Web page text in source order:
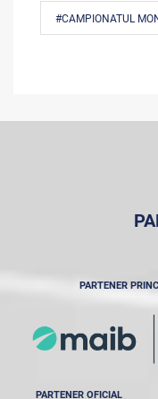
#CAMPIONATUL
PARTENER
PARTENER OFICIAL